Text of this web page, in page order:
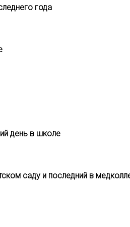
года
день в школе
саду и последний в